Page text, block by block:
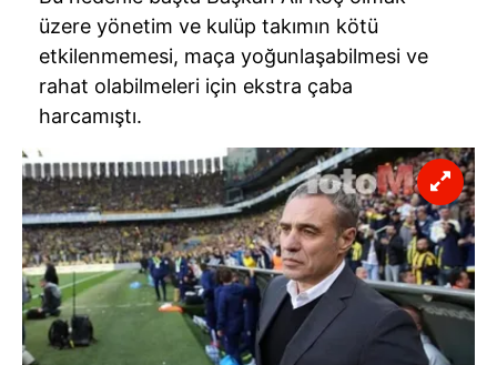
üzere yönetim ve kulüp takımın kötü
etkilenmemesi, maça yoğunlaşabilmesi ve
rahat olabilmeleri için ekstra çaba
harcamıştı.